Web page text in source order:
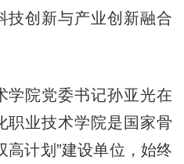
技创新与产业创新融合
院党委书记孙亚光在
职业技术学院是国家骨
高计划”建设单位，始终